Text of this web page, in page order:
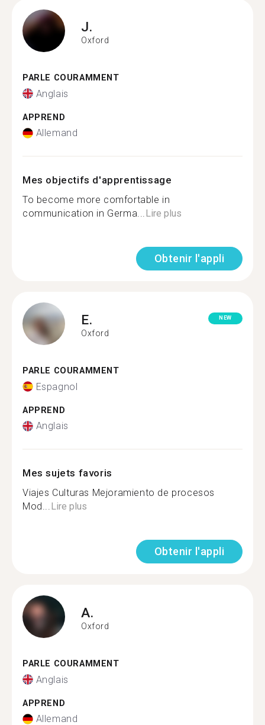
J.
Oxford
PARLE COURAMMENT
Anglais
APPREND
Allemand
Mes objectifs d'apprentissage
To become more comfortable in
communication in Germa...Lire plus
Obtenir l'appli
E.
Oxford
NEW
PARLE COURAMMENT
Espagnol
APPREND
Anglais
Mes sujets favoris
Viajes Culturas Mejoramiento de procesos
Mod...Lire plus
Obtenir l'appli
A.
Oxford
PARLE COURAMMENT
Anglais
APPREND
Allemand